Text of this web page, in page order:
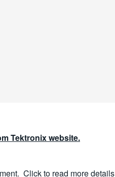
Tektronix website.
Click to read more details